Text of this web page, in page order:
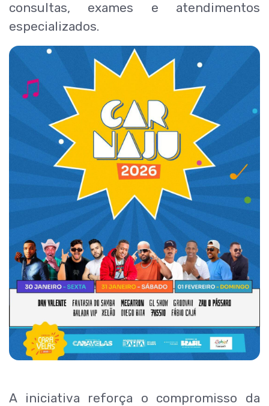
consultas, exames e atendimentos
especializados.
A iniciativa reforça o compromisso da